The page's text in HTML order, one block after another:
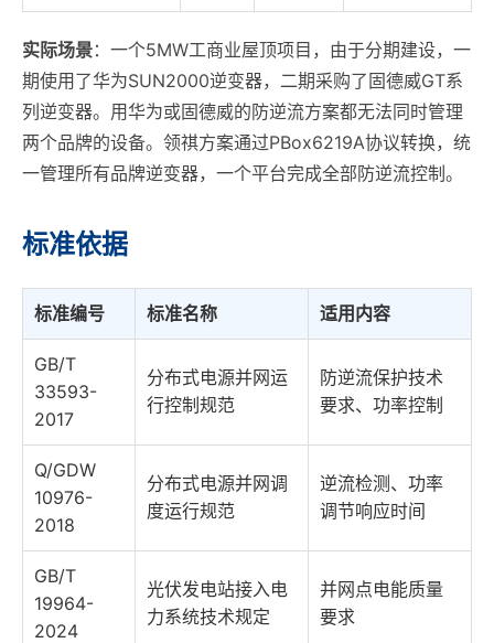
实际场景：一个5MW工商业屋顶项目，由于分期建设，一
期使用了华为SUN2000逆变器，二期采购了固德威GT系
列逆变器。用华为或固德威的防逆流方案都无法同时管理
两个品牌的设备。领祺方案通过PBox6219A协议转换，统
一管理所有品牌逆变器，一个平台完成全部防逆流控制。
标准依据
标准编号 标准名称 适用内容
GB/T
33593-
2017
分布式电源并网运
行控制规范
防逆流保护技术
要求、功率控制
Q/GDW
10976-
2018
分布式电源并网调
度运行规范
逆流检测、功率
调节响应时间
GB/T
19964-
2024
光伏发电站接入电
力系统技术规定
并网点电能质量
要求